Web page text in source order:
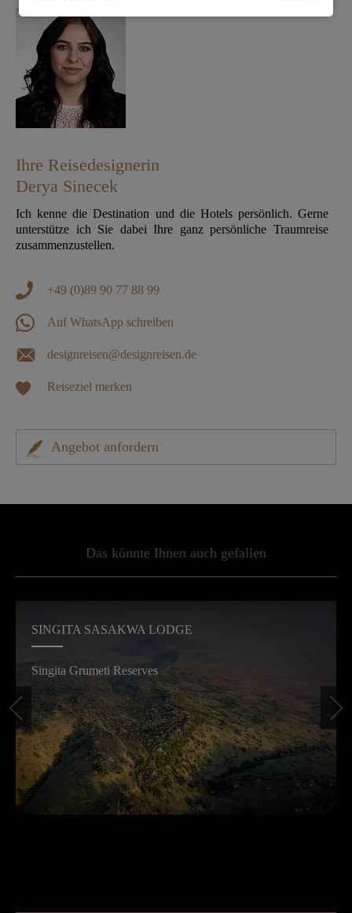
Ihre Reisedesignerin
Derya Sinecek
Ich kenne die Destination und die Hotels persönlich. Gerne
unterstütze ich Sie dabei Ihre ganz persönliche Traumreise
zusammenzustellen.
+49 (0)89 90 77 88 99
Auf WhatsApp schreiben
designreisen@designreisen.de
Reiseziel merken
Angebot anfordern
Das könnte Ihnen auch gefallen
SINGITA SASAKWA LODGE
Singita Grumeti Reserves